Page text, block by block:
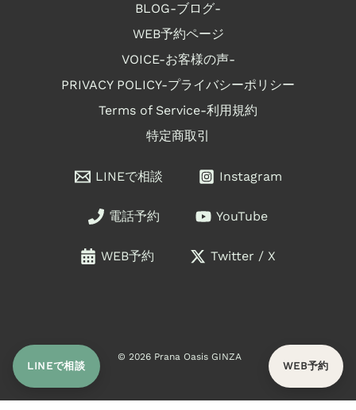
BLOG-ブログ-
WEB予約ページ
VOICE-お客様の声-
PRIVACY POLICY-プライバシーポリシー
Terms of Service-利用規約
特定商取引
LINEで相談 Instagram
電話予約 YouTube
WEB予約 Twitter / X
© 2026 Prana Oasis GINZA
LINEで相談 WEB予約